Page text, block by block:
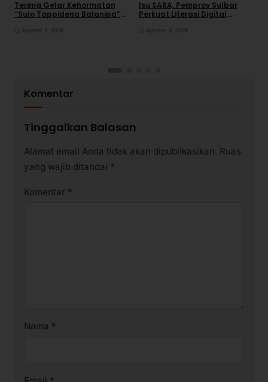
Terima Gelar Kehormatan
“Sulo Tappidena Balanipa”
Balanipa
Agustus 5, 2026
Isu SARA, Pemprov Sulbar
Perkuat Literasi Digital
Agustus 5, 2026
Komentar
Tinggalkan Balasan
Alamat email Anda tidak akan dipublikasikan. Ruas
yang wajib ditandai *
Komentar *
Nama *